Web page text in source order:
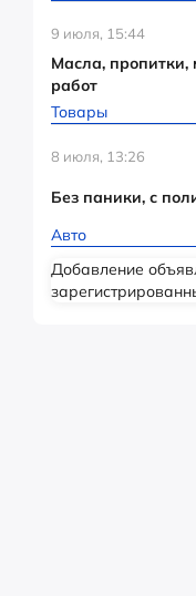
9 июля, 15:44
Масла,
работ
Товары
8 июля, 13:26
Без паники, с
Авто
Добавление